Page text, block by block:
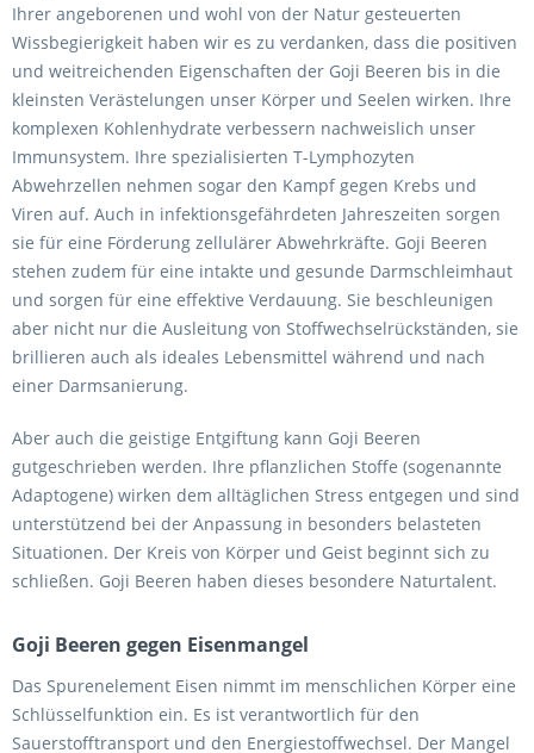
Ihrer angeborenen und wohl von der Natur gesteuerten
Wissbegierigkeit haben wir es zu verdanken, dass die positiven
und weitreichenden Eigenschaften der Goji Beeren bis in die
kleinsten Verästelungen unser Körper und Seelen wirken. Ihre
komplexen Kohlenhydrate verbessern nachweislich unser
Immunsystem. Ihre spezialisierten T-Lymphozyten
Abwehrzellen nehmen sogar den Kampf gegen Krebs und
Viren auf. Auch in infektionsgefährdeten Jahreszeiten sorgen
sie für eine Förderung zellulärer Abwehrkräfte. Goji Beeren
stehen zudem für eine intakte und gesunde Darmschleimhaut
und sorgen für eine effektive Verdauung. Sie beschleunigen
aber nicht nur die Ausleitung von Stoffwechselrückständen, sie
brillieren auch als ideales Lebensmittel während und nach
einer Darmsanierung.
Aber auch die geistige Entgiftung kann Goji Beeren
gutgeschrieben werden. Ihre pflanzlichen Stoffe (sogenannte
Adaptogene) wirken dem alltäglichen Stress entgegen und sind
unterstützend bei der Anpassung in besonders belasteten
Situationen. Der Kreis von Körper und Geist beginnt sich zu
schließen. Goji Beeren haben dieses besondere Naturtalent.
Goji Beeren gegen Eisenmangel
Das Spurenelement Eisen nimmt im menschlichen Körper eine
Schlüsselfunktion ein. Es ist verantwortlich für den
Sauerstofftransport und den Energiestoffwechsel. Der Mangel